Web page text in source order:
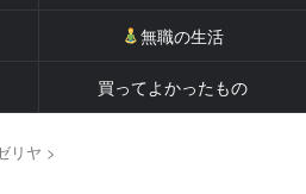
無職の生活
買ってよかったもの
リヤ >